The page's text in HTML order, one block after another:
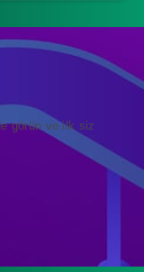
görün ve ilk siz